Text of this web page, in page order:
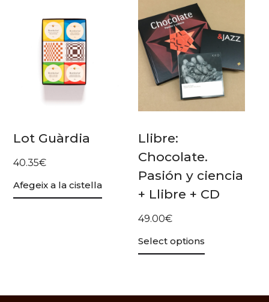
Lot Guàrdia
40.35€
Afegeix a la cistella
Llibre:
Chocolate.
Pasión y ciencia
+ Llibre + CD
49.00€
Select options